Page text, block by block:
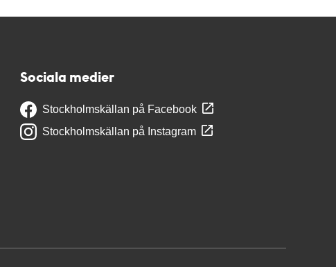
Sociala medier
Stockholmskällan på Facebook
Stockholmskällan på Instagram